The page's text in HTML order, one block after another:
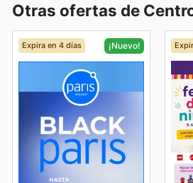
Otras ofertas de
Expira en 4 días ¡Nuevo!